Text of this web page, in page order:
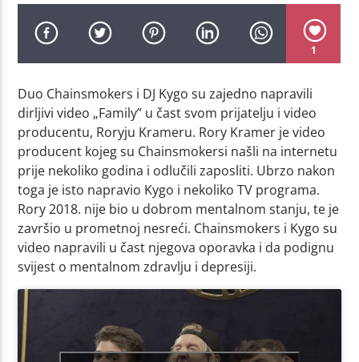
1
Duo Chainsmokers i DJ Kygo su zajedno napravili
dirljivi video „Family” u čast svom prijatelju i video
producentu, Roryju Krameru. Rory Kramer je video
producent kojeg su Chainsmokersi našli na internetu
prije nekoliko godina i odlučili zaposliti. Ubrzo nakon
toga je isto napravio Kygo i nekoliko TV programa.
Rory 2018. nije bio u dobrom mentalnom stanju, te je
završio u prometnoj nesreći. Chainsmokers i Kygo su
video napravili u čast njegova oporavka i da podignu
svijest o mentalnom zdravlju i depresiji.